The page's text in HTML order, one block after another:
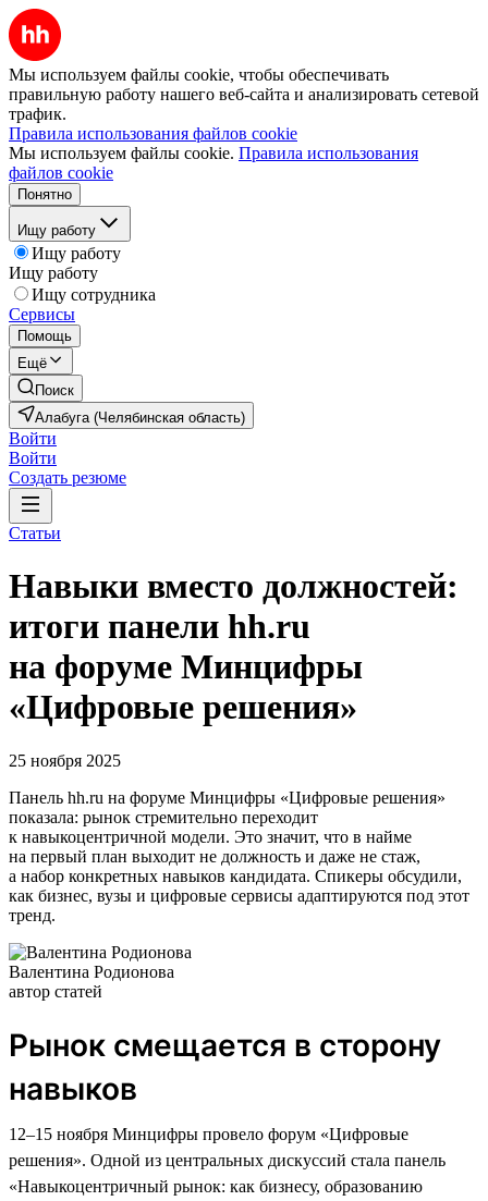
Мы используем файлы cookie, чтобы обеспечивать
правильную работу нашего веб-сайта и анализировать сетевой
трафик.
Правила использования файлов cookie
Мы используем файлы cookie. Правила использования
файлов cookie
Понятно
Ищу работу
Ищу работу
Ищу работу
Ищу сотрудника
Сервисы
Помощь
Ещё
Поиск
Алабуга (Челябинская область)
Войти
Войти
Создать резюме
Статьи
Навыки вместо должностей:
итоги панели hh.ru
на форуме Минцифры
«Цифровые решения»
25 ноября 2025
Панель hh.ru на форуме Минцифры «Цифровые решения»
показала: рынок стремительно переходит
к навыкоцентричной модели. Это значит, что в найме
на первый план выходит не должность и даже не стаж,
а набор конкретных навыков кандидата. Спикеры обсудили,
как бизнес, вузы и цифровые сервисы адаптируются под этот
тренд.
Валентина Родионова
автор статей
Рынок смещается в сторону
навыков
12–15 ноября Минцифры провело форум «Цифровые
решения». Одной из центральных дискуссий стала панель
«Навыкоцентричный рынок: как бизнесу, образованию